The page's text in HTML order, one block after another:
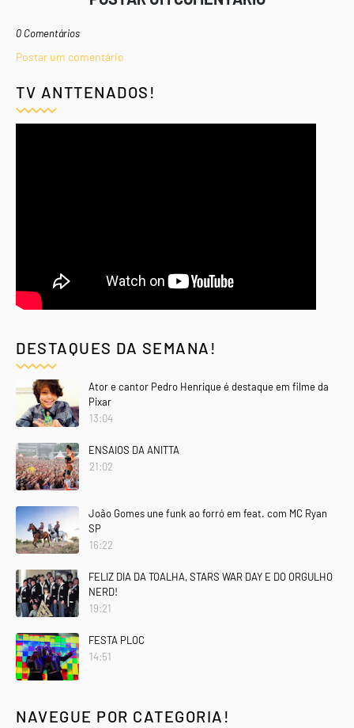
0 Comentários
Postar um comentário
TV ANTTENADOS!
DESTAQUES DA SEMANA!
Ator e cantor Pedro Henrique é destaque em filme da
Pixar
13:04
ENSAIOS DA ANITTA
21:02
João Gomes une funk ao forró em feat. com MC Ryan
SP
16:22
FELIZ DIA DA TOALHA, STARS WAR DAY E DO ORGULHO
NERD!
19:21
FESTA PLOC
14:51
NAVEGUE POR CATEGORIA!